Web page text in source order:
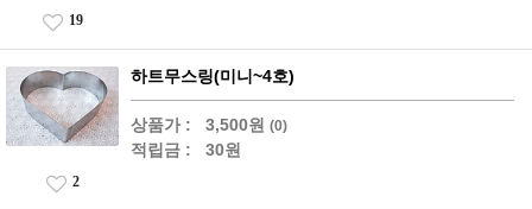
19
하트무스링(미니~4호)
상품가 : 3,500원 (0)
적립금 : 30원
2